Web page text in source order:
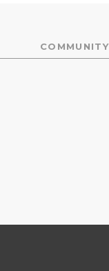
COMMUNITY